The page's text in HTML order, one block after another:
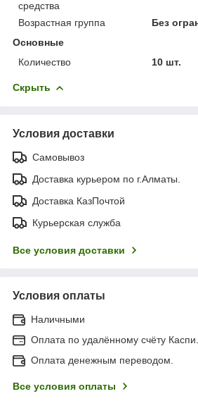
средства
Возрастная группа
Без
Основные
Количество
10 шт.
Скрыть
Условия доставки
Самовывоз
Доставка курьером по г.Алматы.
Доставка КазПочтой
Курьерская служба
Все условия доставки
Условия оплаты
Наличными
Оплата по удалённому счёту Каспи.
Оплата денежным переводом.
Все условия оплаты